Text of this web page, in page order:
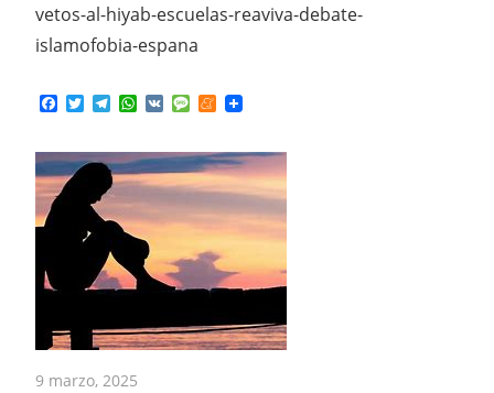
vetos-al-hiyab-escuelas-reaviva-debate-
islamofobia-espana
Facebook
TwitterTelegram
WhatsApp
VK MessageMeneame
9 marzo, 2025